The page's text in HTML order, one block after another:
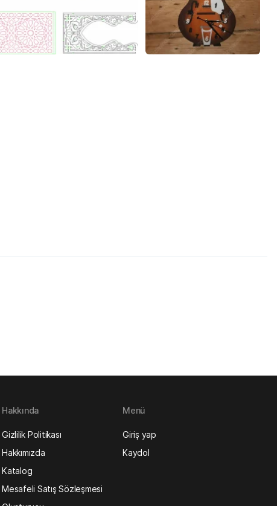
Hakkında
Gizlilik Politikası
Hakkımızda
Katalog
Mesafeli Satış Sözleşmesi
Menü
Giriş yap
Kaydol